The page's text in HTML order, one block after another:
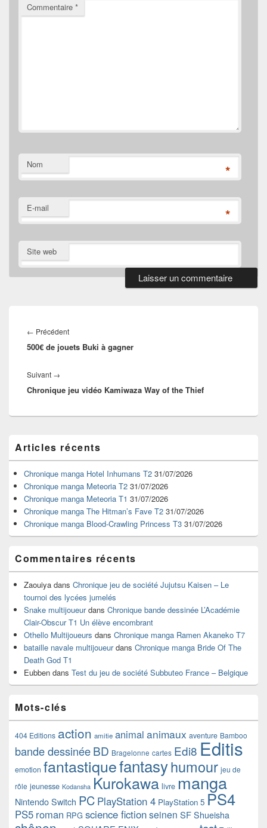
Commentaire *
Nom *
E-mail *
Site web
de
l’article
← PrécédentArticle
précédent :
500€ de jouets Buki à gagner
Suivant →
suivant :
Chronique jeu vidéo Kamiwaza Way of the Thief
principale
de
widget
pour
barre
latérale
Articles récents
Chronique manga Hotel Inhumans T2 31/07/2026
Chronique manga Meteoria T2 31/07/2026
Chronique manga Meteoria T1 31/07/2026
Chronique manga The Hitman’s Fave T2 31/07/2026
Chronique manga Blood-Crawling Princess T3 31/07/2026
Commentaires récents
Zaouiya dans Chronique jeu de société Jujutsu Kaisen – Le
tournoi des lycées jumelés
Snake multijoueurdans Chronique bande dessinée L’Académie
Clair-Obscur T1 Un élève encombrant
Othello Multijoueurs dans Chronique manga Ramen Akaneko T7
bataille navale multijoueurdans Chronique manga Bride Of The
Death God T1
Eubben dans Test du jeu de société Subbuteo France – Belgique
Mots-clés
404 Editions action amitie animal animaux aventure Bamboo
bande dessinéeBD Bragelonne cartes Edi8 Editis
emotion fantastiquefantasyhumour jeu de
rôle jeunesse Kodansha Kurokawa livre manga
Nintendo Switch PC PlayStation 4 PlayStation 5 PS4
PS5 roman RPG science fictionseinen SF Shueisha